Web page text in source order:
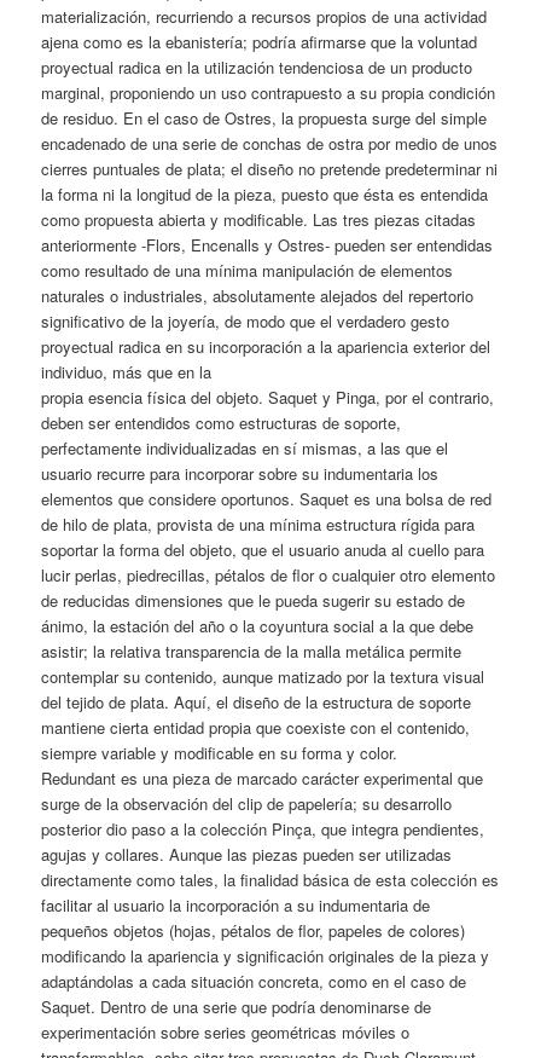
materialización, recurriendo a recursos propios de una actividad
ajena como es la ebanistería; podría afirmarse que la voluntad
proyectual radica en la utilización tendenciosa de un producto
marginal, proponiendo un uso contrapuesto a su propia condición
de residuo. En el caso de Ostres, la propuesta surge del simple
encadenado de una serie de conchas de ostra por medio de unos
cierres puntuales de plata; el diseño no pretende predeterminar ni
la forma ni la longitud de la pieza, puesto que ésta es entendida
como propuesta abierta y modificable. Las tres piezas citadas
anteriormente -Flors, Encenalls y Ostres- pueden ser entendidas
como resultado de una mínima manipulación de elementos
naturales o industriales, absolutamente alejados del repertorio
significativo de la joyería, de modo que el verdadero gesto
proyectual radica en su incorporación a la apariencia exterior del
individuo, más que en la
propia esencia física del objeto. Saquet y Pinga, por el contrario,
deben ser entendidos como estructuras de soporte,
perfectamente individualizadas en sí mismas, a las que el
usuario recurre para incorporar sobre su indumentaria los
elementos que considere oportunos. Saquet es una bolsa de red
de hilo de plata, provista de una mínima estructura rígida para
soportar la forma del objeto, que el usuario anuda al cuello para
lucir perlas, piedrecillas, pétalos de flor o cualquier otro elemento
de reducidas dimensiones que le pueda sugerir su estado de
ánimo, la estación del año o la coyuntura social a la que debe
asistir; la relativa transparencia de la malla metálica permite
contemplar su contenido, aunque matizado por la textura visual
del tejido de plata. Aquí, el diseño de la estructura de soporte
mantiene cierta entidad propia que coexiste con el contenido,
siempre variable y modificable en su forma y color.
Redundant es una pieza de marcado carácter experimental que
surge de la observación del clip de papelería; su desarrollo
posterior dio paso a la colección Pinça, que integra pendientes,
agujas y collares. Aunque las piezas pueden ser utilizadas
directamente como tales, la finalidad básica de esta colección es
facilitar al usuario la incorporación a su indumentaria de
pequeños objetos (hojas, pétalos de flor, papeles de colores)
modificando la apariencia y significación originales de la pieza y
adaptándolas a cada situación concreta, como en el caso de
Saquet. Dentro de una serie que podría denominarse de
experimentación sobre series geométricas móviles o